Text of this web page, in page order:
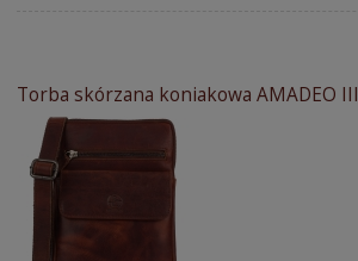
Torba skórzana koniakowa AMADEO III